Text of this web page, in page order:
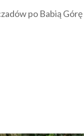
po Babią Górę